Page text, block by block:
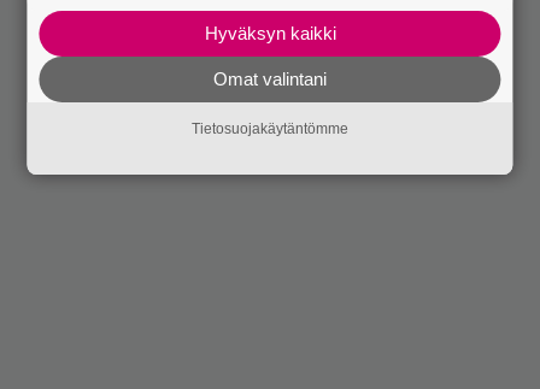
Hyväksyn kaikki
Omat valintani
Tietosuojakäytäntömme